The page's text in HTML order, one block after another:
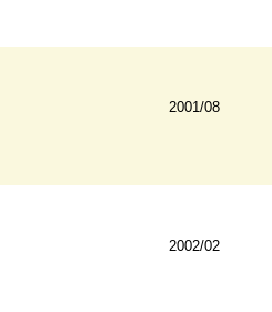
2001/08
2002/02